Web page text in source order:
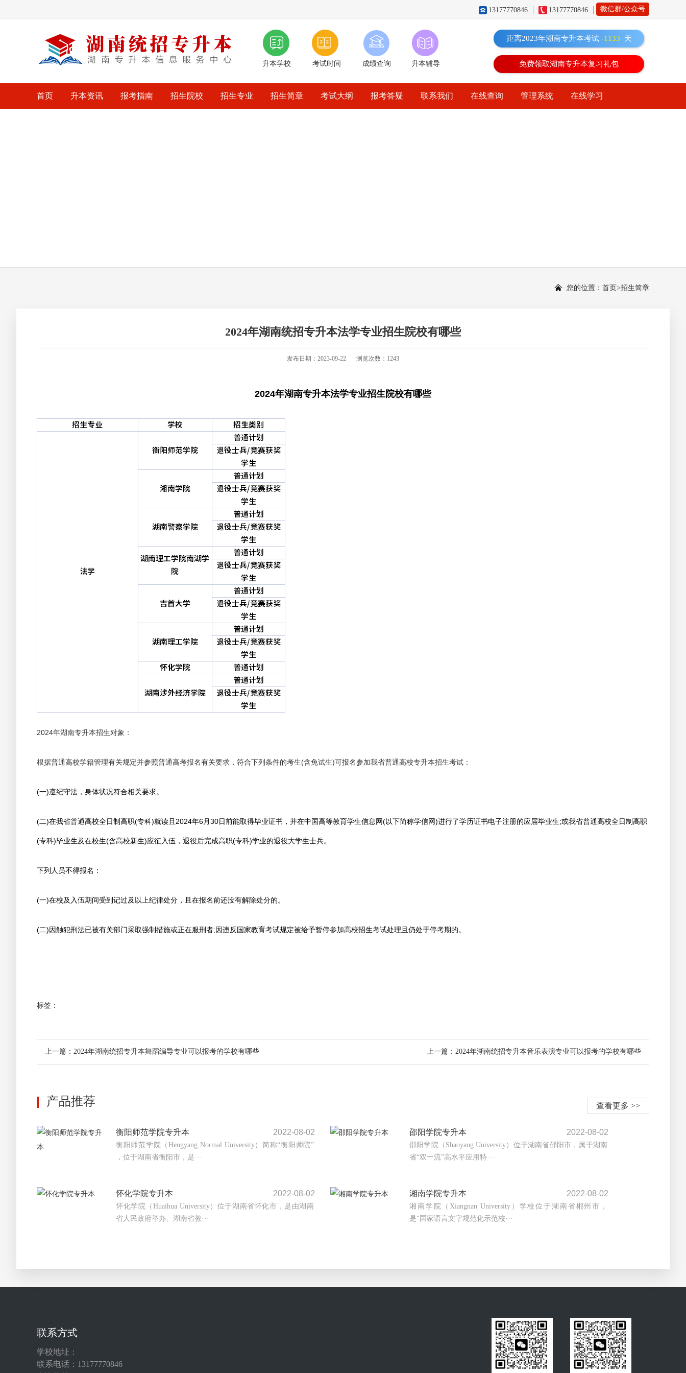
微信群/公众号
13177770846 13177770846
升本学校 考试时间 成绩查询 升本辅导
距离2023年湖南专升本考试 -1133 天
免费领取湖南专升本复习礼包
首页 升本资讯 报考指南 招生院校 招生专业 招生简章 考试大纲 报考答疑 联系我们 在线查询 管理系统 在线学习
您的位置： 首页>招生简章
2024年湖南统招专升本法学专业招生院校有哪些
发布日期：2023-09-22 浏览次数：1243
2024年湖南专升本法学专业招生院校有哪些
2024年湖南专升本招生对象：
根据普通高校学籍管理有关规定并参照普通高考报名有关要求，符合下列条件的考生(含免试生)可报名参加我省普通高校专升本招生考试：
(一)遵纪守法，身体状况符合相关要求。
(二)在我省普通高校全日制高职(专科)就读且2024年6月30日前能取得毕业证书，并在中国高等教育学生信息网(以下简称学信网)进行了学历证书电子注册的应届毕业生;或我省普通高校全日制高职
(专科)毕业生及在校生(含高校新生)应征入伍，退役后完成高职(专科)学业的退役大学生士兵。
下列人员不得报名：
(一)在校及入伍期间受到记过及以上纪律处分，且在报名前还没有解除处分的。
(二)因触犯刑法已被有关部门采取强制措施或正在服刑者;因违反国家教育考试规定被给予暂停参加高校招生考试处理且仍处于停考期的。
标签：
上一篇：2024年湖南统招专升本舞蹈编导专业可以报考的学校有哪些 上一篇：2024年湖南统招专升本音乐表演专业可以报考的学校有哪些
查看更多 >>
产品推荐
衡阳师范学院专升本 2022-08-02
衡阳师范学院（Hengyang Normal University）简称“衡阳师院”
，位于湖南省衡阳市，是···
邵阳学院专升本 2022-08-02
邵阳学院（Shaoyang University）位于湖南省邵阳市，属于湖南
省“双一流”高水平应用特···
怀化学院专升本 2022-08-02
怀化学院（Huaihua University）位于湖南省怀化市，是由湖南
省人民政府举办、湖南省教···
湘南学院专升本 2022-08-02
湘南学院（Xiangnan University）学校位于湖南省郴州市，
是“国家语言文字规范化示范校···
联系方式
学校地址：
联系电话：13177770846